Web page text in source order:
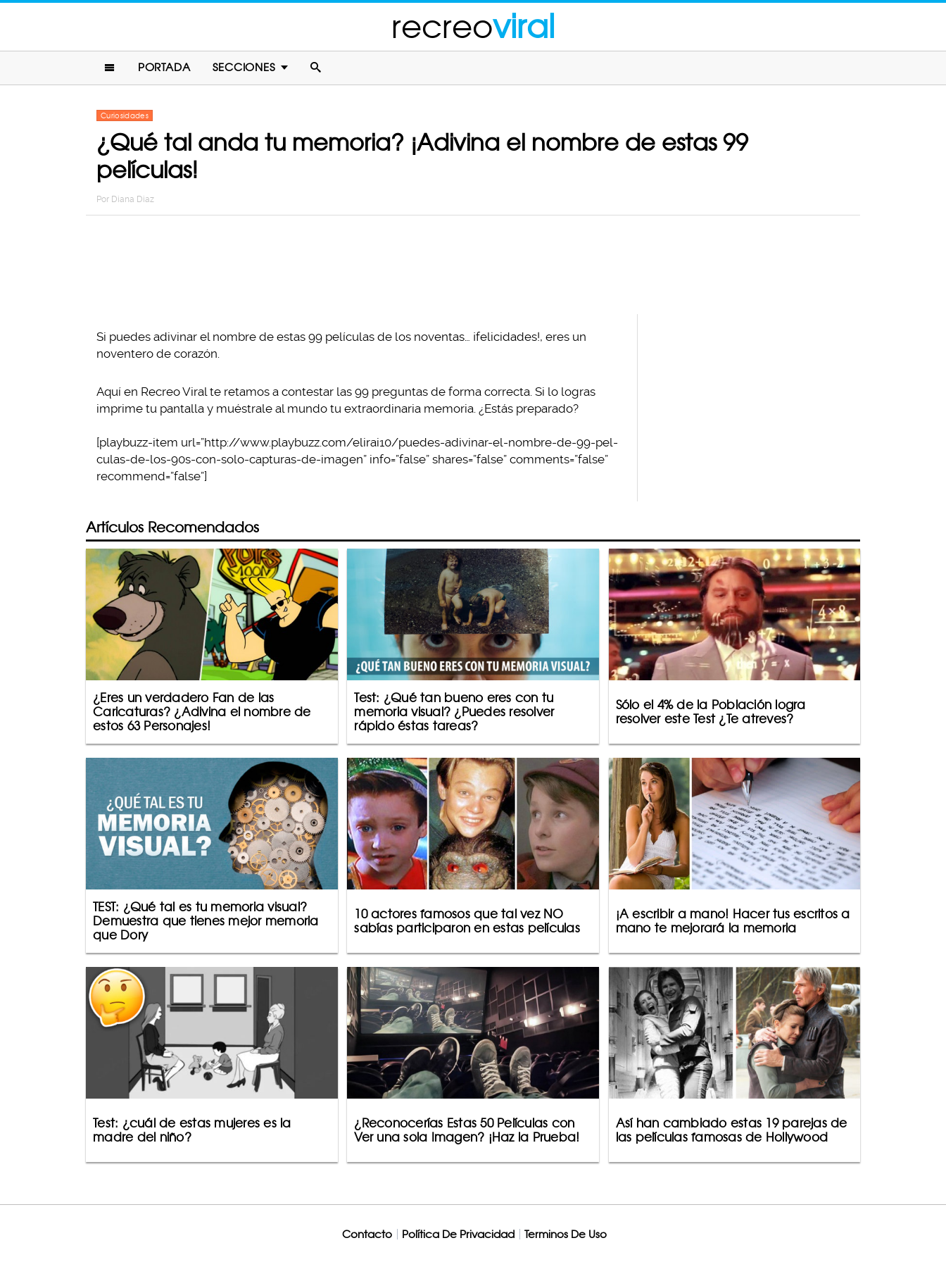
recreoviral
PORTADA SECCIONES
Curiosidades
¿Qué tal anda tu memoria? ¡Adivina el nombre de estas 99
películas!
Por Diana Diaz
Si puedes adivinar el nombre de estas 99 películas de los noventas… ¡felicidades!, eres un
noventero de corazón.
Aquí en Recreo Viral te retamos a contestar las 99 preguntas de forma correcta. Si lo logras
imprime tu pantalla y muéstrale al mundo tu extraordinaria memoria. ¿Estás preparado?
[playbuzz-item url=”http://www.playbuzz.com/elirai10/puedes-adivinar-el-nombre-de-99-pel-
culas-de-los-90s-con-solo-capturas-de-imagen” info=”false” shares=”false” comments=”false”
recommend=”false”]
Artículos Recomendados
¿Eres un verdadero Fan de las
Caricaturas? ¿Adivina el nombre de
estos 63 Personajes!
Test: ¿Qué tan bueno eres con tu
memoria visual? ¿Puedes resolver
rápido éstas tareas?
Sólo el 4% de la Población logra
resolver este Test ¿Te atreves?
TEST: ¿Qué tal es tu memoria visual?
Demuestra que tienes mejor memoria
que Dory
10 actores famosos que tal vez NO
sabías participaron en estas películas
¡A escribir a mano! Hacer tus escritos a
mano te mejorará la memoria
Test: ¿cuál de estas mujeres es la
madre del niño?
¿Reconocerías Estas 50 Películas con
Ver una sola Imagen? ¡Haz la Prueba!
Así han cambiado estas 19 parejas de
las películas famosas de Hollywood
Contacto Política De Privacidad Terminos De Uso